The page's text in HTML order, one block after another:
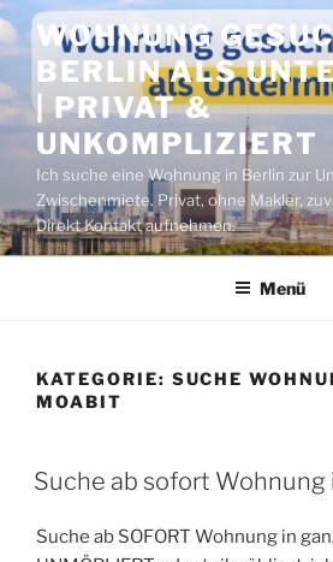
Zum
Inhalt
springen
WOHNUNG
BERLIN ALS
| PRIVAT &
UNKOMPLIZIERT
Ich suche eine Wohnung in Berlin zur
Zwischenmiete. Privat, ohne Makler,
Direkt Kontakt aufnehmen.
Menü
KATEGORIE: SUCHE
MOABIT
VERÖFFENTLICHT
AM
Suche ab sofort Wohnung
Suche ab SOFORT Wohnung in